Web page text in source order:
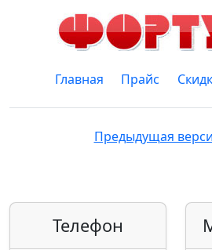
Главная Прайс
Предыдущая
Телефон